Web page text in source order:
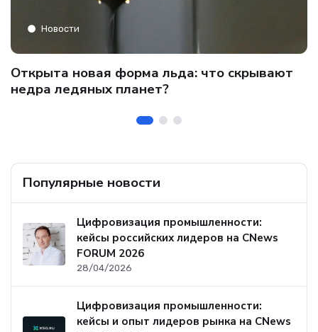
Новости
Открыта новая форма льда: что скрывают
недра ледяных планет?
Популярные новости
Цифровизация промышленности:
кейсы российских лидеров на CNews
FORUM 2026
28/04/2026
Цифровизация промышленности:
кейсы и опыт лидеров рынка на CNews